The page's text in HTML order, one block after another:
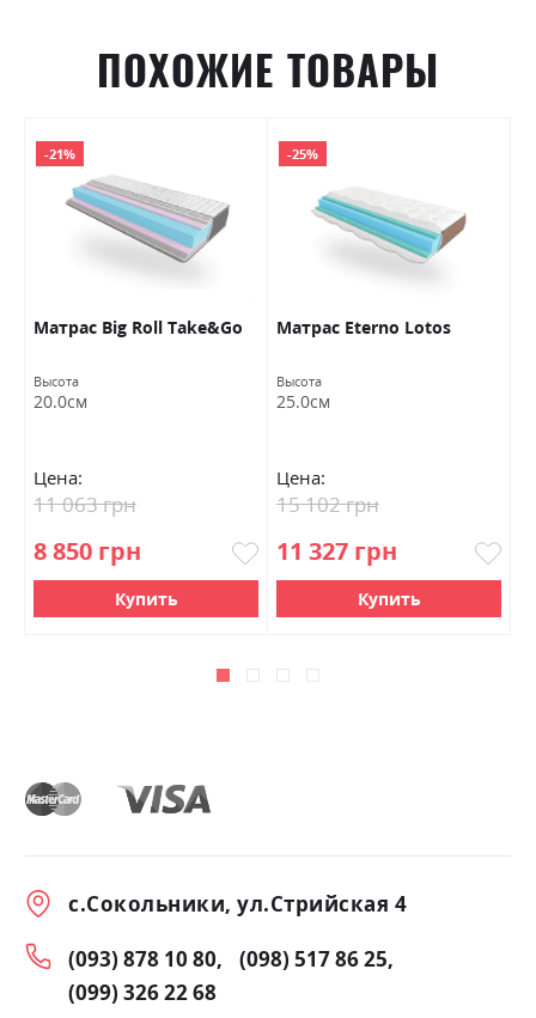
ПОХОЖИЕ ТОВАРЫ
-21%
Матраc Big Roll Take&Go
Высота
20.0см
Цена:
8 850 грн
11 063 грн
Купить
-25%
Матраc Eterno Lotos
Высота
25.0см
Цена:
11 327 грн
15 102 грн
Купить
с.Сокольники, ул.Стрийская 4
(093) 878 10 80
(098) 517 86 25
(099) 326 22 68